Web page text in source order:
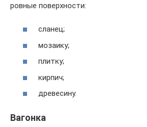
ровные поверхности:
сланец;
мозаику;
плитку;
кирпич;
древесину.
Вагонка